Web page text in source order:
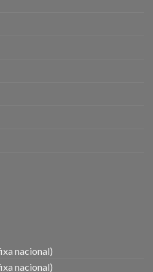
nacional)
nacional)